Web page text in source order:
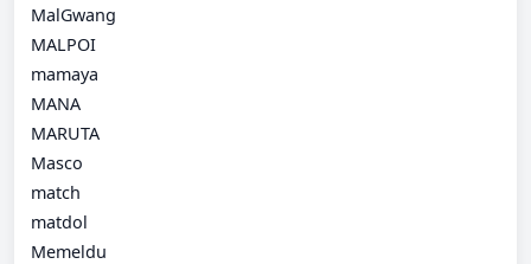
MalGwang
MALPOI
mamaya
MANA
MARUTA
Masco
match
matdol
Memeldu